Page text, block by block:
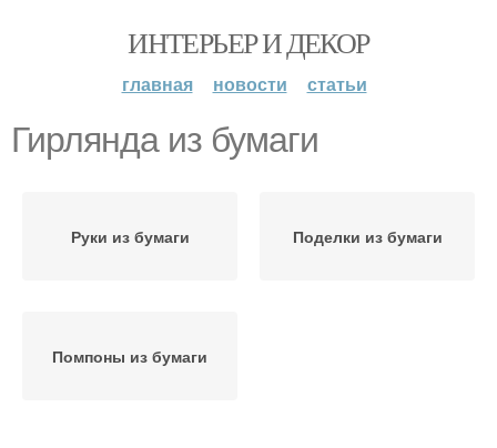
ИНТЕРЬЕР И ДЕКОР
главная новости статьи
Гирлянда из бумаги
Руки из бумаги Поделки из бумаги
Помпоны из бумаги